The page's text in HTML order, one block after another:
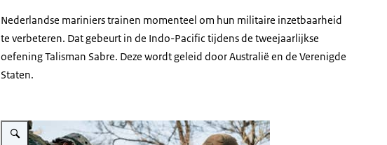
Nederlandse mariniers trainen momenteel om hun militaire inzetbaarheid
te verbeteren. Dat gebeurt in de Indo-Pacific tijdens de tweejaarlijkse
oefeningTalisman Sabre. Deze wordt geleid door Australië en de Verenigde
Staten.
Vergroot afbeelding 4 militairen testen een apparaat